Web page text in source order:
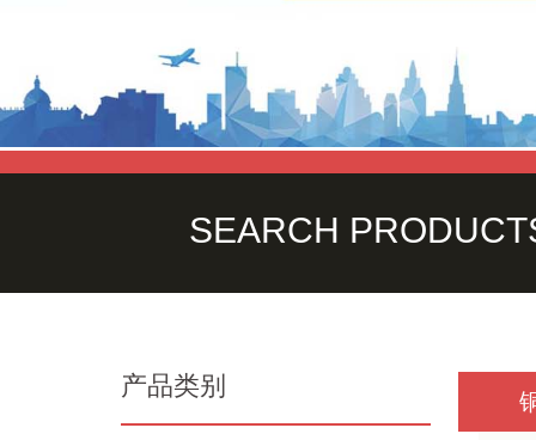
SEARCH
产品类别